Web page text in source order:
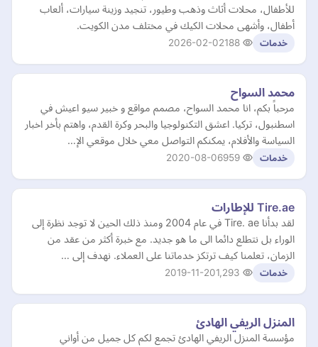
للأطفال، محلات أثاث وذهب وطيور، تنجيد وزينة سيارات، ألعاب
أطفال، وأشهى محلات الكيك في مختلف مدن الكويت.
خدمات 2026-02-02
محمد السواح
مرحباً بكم، انا محمد السواح، مصمم مواقع و خبير سيو اعيش في
اسطنبول، تركيا. اعشق التكنولوجيا والبحر وكرة القدم، واهتم بأخر اخبار
السياسة والأفلام، يمكنكم التواصل معي خلال موقعي الإ…
خدمات 2020-08-06
Tire.ae للإطارات
لقد بدأنا Tire. ae في عام 2004 ومنذ ذلك الحين لا توجد نظرة إلى
الوراء بل نتطلع دائما الى ما هو جديد. مع خبرة أكثر من عقد من
الزمان، تعلمنا كيف ترتكز خدماتنا على العملاء. نهدف إلى …
خدمات 2019-11-20
المنزل الريفي الهادئ
مؤسسة المنزل الريفي الهادئ تجمع لكم كل جميل من أواني